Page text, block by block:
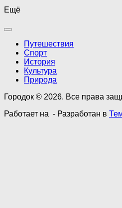
Ещё
Путешествия
Спорт
История
Культура
Природа
Городок © 2026. Все права
Работает на - Разработан в